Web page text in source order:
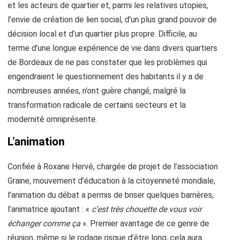
et les acteurs de quartier et, parmi les relatives utopies,
l’envie de création de lien social, d’un plus grand pouvoir de
décision local et d’un quartier plus propre. Difficile, au
terme d’une longue expérience de vie dans divers quartiers
de Bordeaux de ne pas constater que les problèmes qui
engendraient le questionnement des habitants il y a de
nombreuses années, n’ont guère changé, malgré la
transformation radicale de certains secteurs et la
modernité omniprésente.
L’animation
Confiée à Roxane Hervé, chargée de projet de l’association
Graine, mouvement d’éducation à la citoyenneté mondiale,
l’animation du débat a permis de briser quelques barrières,
l’animatrice ajoutant : « c’est très chouette de vous voir
échanger comme ça ». Premier avantage de ce genre de
réunion, même si le rodage risque d’être long, cela aura